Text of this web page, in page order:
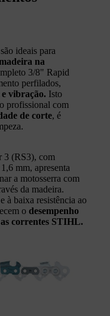
ideais para
na
3/8" Rapid
perfilados,
vibração. Isto
profissional com
de corte, é
3 (RS3), com
mm, apresenta
a motosserra com
da madeira.
à baixa resistência ao
o desempenho
correntes STIHL.